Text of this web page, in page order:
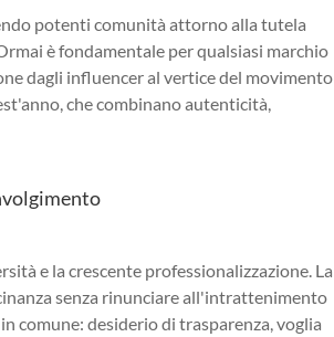
potenti comunità attorno alla tutela
è fondamentale per qualsiasi marchio
dagli influencer al vertice del movimento
che combinano autenticità,
e la crescente professionalizzazione. La
senza rinunciare all'intrattenimento
comune: desiderio di trasparenza, voglia